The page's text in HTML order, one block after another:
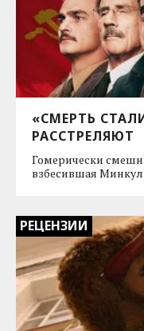
«СМЕРТЬ
РАССТРЕЛЯЮТ
Гомерически
взбесившая
РЕЦЕНЗИИ